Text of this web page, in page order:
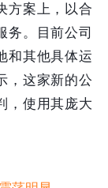
方案上，以合
务。目前公司
和其他具体运
，这家新的公
，使用其庞大